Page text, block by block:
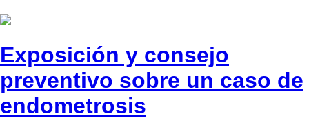
Exposición y consejo
preventivo sobre un caso de
endometrosis